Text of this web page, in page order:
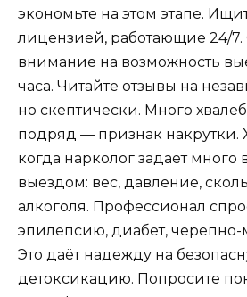
экономьте на этом этапе.
лицензией, работающие 24/7.
внимание на возможность
часа. Читайте отзывы на
но скептически. Много
подряд — признак
когда нарколог задаёт
выездом: вес, давление,
алкоголя. Профессионал
эпилепсию, диабет, черепно-
Это даёт надежду на
детоксикацию. Попросите